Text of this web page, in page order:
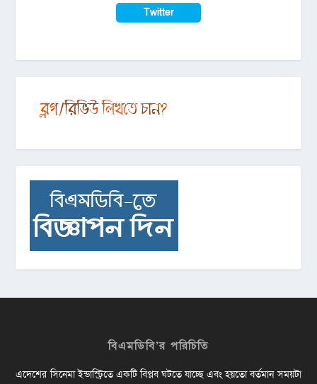
Twitter
বিএমডিবি’র পরিচিতি
এদেশের সিনেমা ইন্ডাস্ট্রিতে একটি বিপ্লব ঘটতে যাচ্ছে এবং হয়তো বর্তমান সময়টা